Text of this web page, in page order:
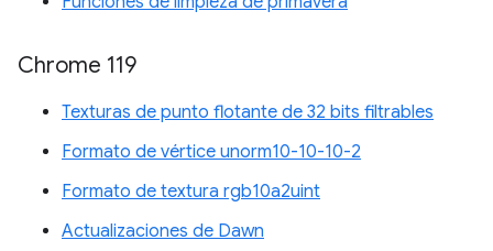
Chrome 119
Texturas de punto flotante de 32 bits filtrables
Formato de vértice unorm10-10-10-2
Formato de textura rgb10a2uint
Actualizaciones de Dawn